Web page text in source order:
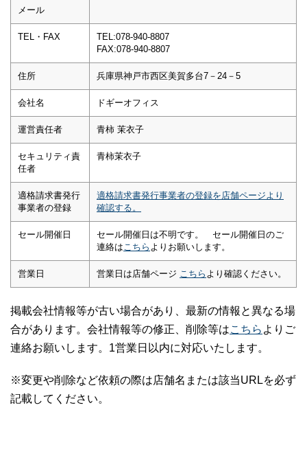
メール
TEL・FAX
TEL:078-940-8807
FAX:078-940-8807
住所 兵庫県神戸市西区美賀多台7－24－5
会社名 ドギーオフィス
運営責任者 青柿 茉衣子
セキュリティ責
任者
青柿茉衣子
適格請求書発行
事業者の登録
適格請求書発行事業者の登録を店舗ページより
確認する。
セール開催日
セール開催日は不明です。 セール開催日のご
連絡は こちら よりお願いします。
営業日 営業日は店舗ページ こちら より確認ください。
掲載会社情報等が古い場合があり、最新の情報と異なる場
合があります。会社情報等の修正、削除等はこちら よりご
連絡お願いします。1営業日以内に対応いたします。
※変更や削除など依頼の際は店舗名または該当URLを必ず
記載してください。